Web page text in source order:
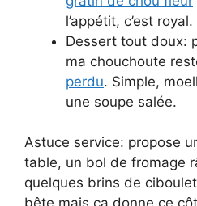
l’appétit, c’est royal.
Dessert tout doux:
ma chouchoute
perdu. Simple,
une soupe salée.
Astuce service: propose
table, un bol de fromage
quelques brins de